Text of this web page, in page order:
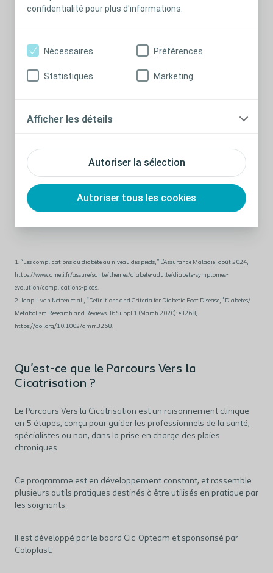
confidentialité pour plus d'informations.
Autoriser la sélection
Autoriser tous les cookies
Nécessaires Préférences
Statistiques Marketing
Afficher les détails
plus courantes chez les patients vivant avec un diabète
Les outils proposés, développéspar des cliniciens pour
cliniciens
, regroupent une approche structurée visant à
favoriser un environnement propice à la cicatrisation des
avis de plus de 2200 professionnels de santé travaillant dans le
domaine du soin des plaies.
Tous les conseils dispensés doivent s’inscrire dans le cadre de
vos
1. “Les complications du diabète au niveau des pieds,” L’Assurance Maladie, août 2024,
https://www.ameli.fr/assure/sante/themes/diabete-adulte/diabete-symptomes-
evolution/complications-pieds.
2. Jaap J. van Netten et al., “Definitions and Criteria for Diabetic Foot Disease,” Diabetes/
Metabolism Research and Reviews 36 Suppl 1 (March 2020): e3268,
https://doi.org/10.1002/dmrr.3268.
Qu'est-ce que le Parcours Vers la
Cicatrisation ?
Le Parcours Vers la Cicatrisation est un raisonnement clinique
en 5 étapes, conçu pour guider les professionnels de la santé,
spécialistes ou non, dans la prise en charge des plaies
chroniques.
Ce programme est en développement constant, et rassemble
plusieurs outils pratiques destinés à être utilisés en pratique par
les soignants.
Il est développé par le board Cic-Opteam et sponsorisé par
Coloplast.